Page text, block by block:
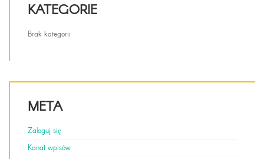
KATEGORIE
Brak kategorii
META
Zaloguj się
Kanał wpisów